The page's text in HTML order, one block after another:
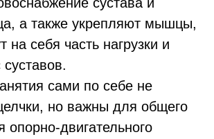
а также укрепляют мышцы,
на себя часть нагрузки и
сами по себе не
но важны для общего
опорно-двигательного